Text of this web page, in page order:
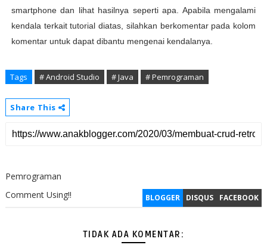
smartphone dan lihat hasilnya seperti apa. Apabila mengalami
kendala terkait tutorial diatas, silahkan berkomentar pada kolom
komentar untuk dapat dibantu mengenai kendalanya.
Tags # Android Studio # Java # Pemrograman
Share This
Pemrograman
BLOGGER DISQUS FACEBOOK
Comment Using!!
TIDAK ADA KOMENTAR: